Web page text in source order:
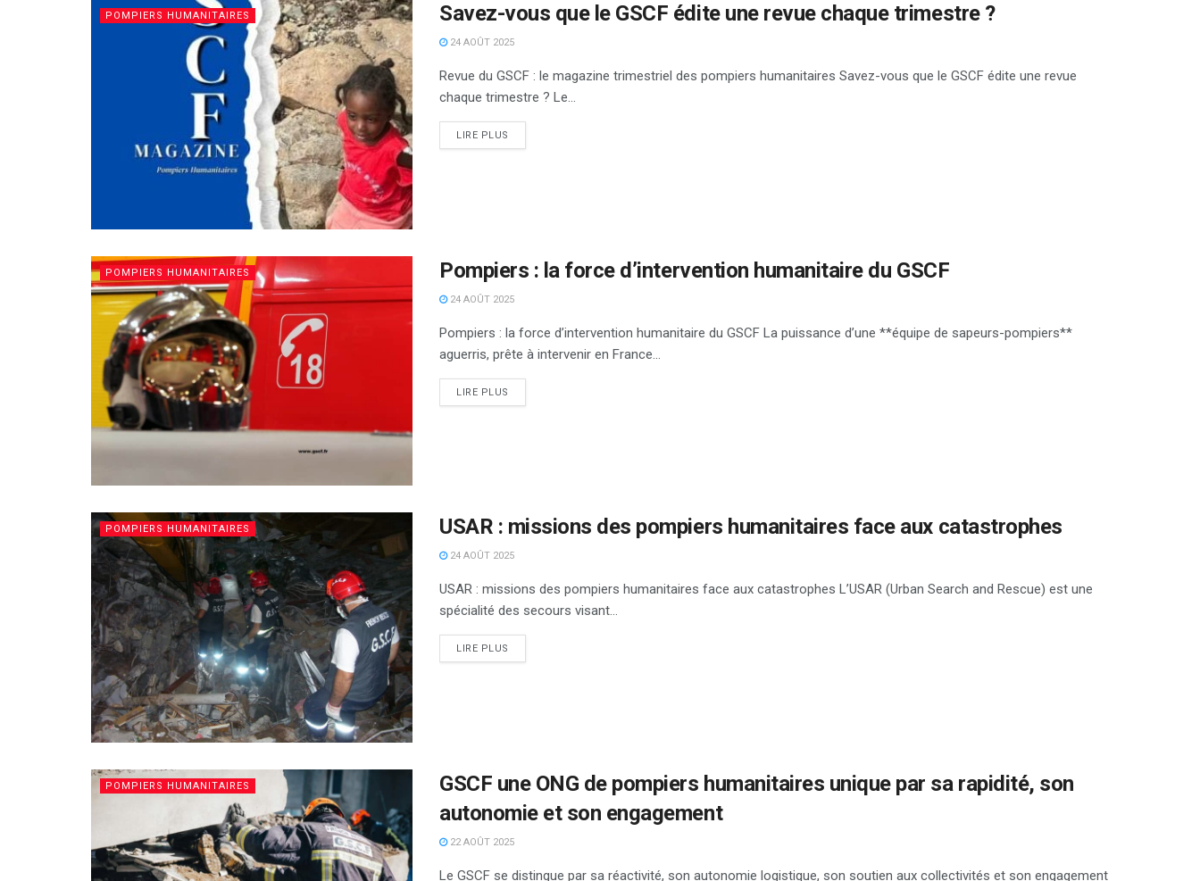
POMPIERS HUMANITAIRES Savez-vous que le GSCF édite une revue chaque trimestre ?
24 AOÛT 2025
Revue du GSCF : le magazine trimestriel des pompiers humanitaires Savez-vous que le GSCF édite une revue
chaque trimestre ? Le...
LIRE PLUS
POMPIERS HUMANITAIRES Pompiers : la force d’intervention humanitaire du GSCF
24 AOÛT 2025
Pompiers : la force d’intervention humanitaire du GSCF La puissance d’une **équipe de sapeurs-pompiers**
aguerris, prête à intervenir en France...
LIRE PLUS
POMPIERS HUMANITAIRES USAR : missions des pompiers humanitaires face aux catastrophes
24 AOÛT 2025
USAR : missions des pompiers humanitaires face aux catastrophes L’USAR (Urban Search and Rescue) est une
spécialité des secours visant...
LIRE PLUS
POMPIERS HUMANITAIRES
GSCF une ONG de pompiers humanitaires unique par sa rapidité, son
autonomie et son engagement
22 AOÛT 2025
Le GSCF se distingue par sa réactivité, son autonomie logistique, son soutien aux collectivités et son engagement